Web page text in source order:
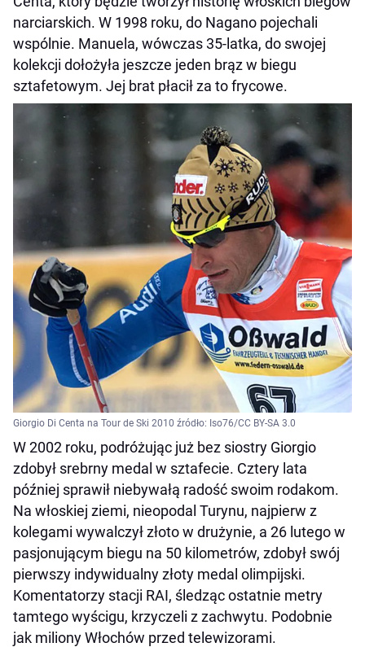
narciarskich. W 1998 roku, do Nagano pojechali
wspólnie. Manuela, wówczas 35-latka, do swojej
kolekcji dołożyła jeszcze jeden brąz w biegu
sztafetowym. Jej brat płacił za to frycowe.
Giorgio Di Centa na Tour de Ski 2010 źródło: Iso76/CC BY-SA 3.0
W 2002 roku, podróżując już bez siostry Giorgio
zdobył srebrny medal w sztafecie. Cztery lata
później sprawił niebywałą radość swoim rodakom.
Na włoskiej ziemi, nieopodal Turynu, najpierw z
kolegami wywalczył złoto w drużynie, a 26 lutego w
pasjonującym biegu na 50 kilometrów, zdobył swój
pierwszy indywidualny złoty medal olimpijski.
Komentatorzy stacji RAI, śledząc ostatnie metry
tamtego wyścigu, krzyczeli z zachwytu. Podobnie
jak miliony Włochów przed telewizorami.